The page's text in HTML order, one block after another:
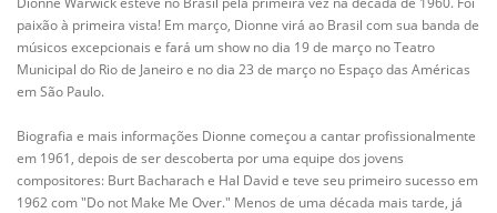
paixão à primeira vista! Em março, Dionne virá ao Brasil com sua banda de
músicos excepcionais e fará um show no dia 19 de março no Teatro
Municipal do Rio de Janeiro e no dia 23 de março no Espaço das Américas
em São Paulo.
Biografia e mais informações Dionne começou a cantar profissionalmente
em 1961, depois de ser descoberta por uma equipe dos jovens
compositores: Burt Bacharach e Hal David e teve seu primeiro sucesso em
1962 com "Do not Make Me Over." Menos de uma década mais tarde, já